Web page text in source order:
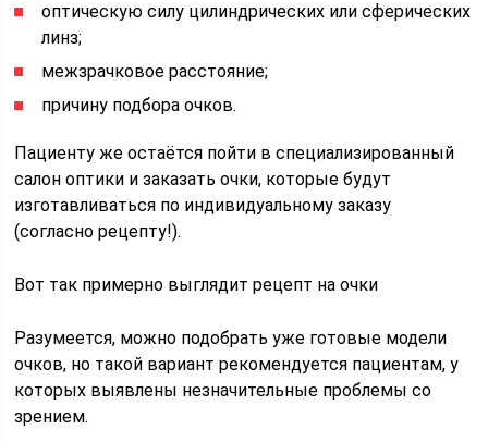
оптическую силу цилиндрических или сферических
линз;
межзрачковое расстояние;
причину подбора очков.
Пациенту же остаётся пойти в специализированный
салон оптики и заказать очки, которые будут
изготавливаться по индивидуальному заказу
(согласно рецепту!).
Вот так примерно выглядит рецепт на очки
Разумеется, можно подобрать уже готовые модели
очков, но такой вариант рекомендуется пациентам, у
которых выявлены незначительные проблемы со
зрением.